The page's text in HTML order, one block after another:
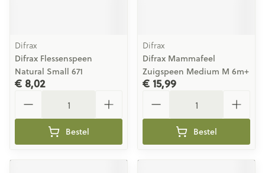
Difrax
Difrax Flessenspeen
Natural Small 671
€ 8,02
Bestel
Difrax
Difrax Mammafeel
Zuigspeen Medium M 6m+
€ 15,99
Bestel